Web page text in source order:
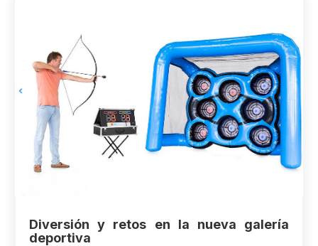
Diversión y retos en la nueva galería
deportiva